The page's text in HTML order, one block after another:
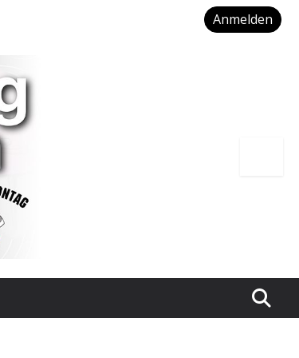
Anmelden